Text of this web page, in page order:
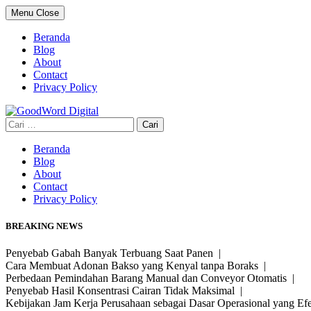
Skip
to
content
Menu Close
Beranda
Blog
About
Contact
Privacy Policy
Cari
untuk:
Beranda
Blog
About
Contact
Privacy Policy
BREAKING NEWS
Penyebab Gabah Banyak Terbuang Saat Panen |
Cara Membuat Adonan Bakso yang Kenyal tanpa Boraks |
Perbedaan Pemindahan Barang Manual dan Conveyor Otomatis |
Penyebab Hasil Konsentrasi Cairan Tidak Maksimal |
Kebijakan Jam Kerja Perusahaan sebagai Dasar Operasional yang